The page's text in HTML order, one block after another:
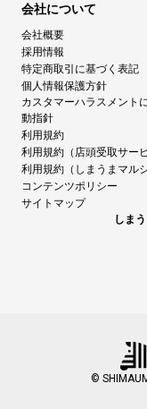
会社について
会社概要
採用情報
特定商取引に基づく表記
個人情報保護方針
カスタマーハラスメント
動指針
利用規約
利用規約（店頭受取サービ
利用規約（しまうまマルシ
コンテンツポリシー
サイトマップ
しま
©